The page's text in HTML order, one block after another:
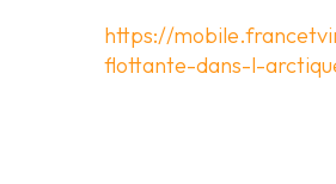
https://
flottante-dans-l-